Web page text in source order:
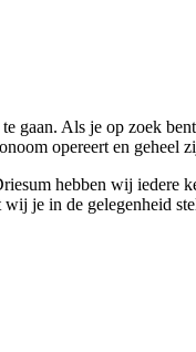
Als je op zoek
opereert en
hebben wij iedere
je in de gelegenheid